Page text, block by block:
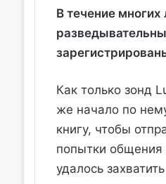
В течение
Как только зонд
же начало по
книгу, чтобы
попытки общения
удалось